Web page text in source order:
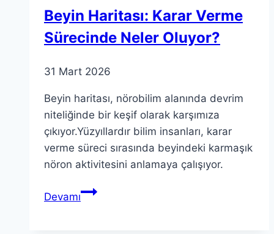
Beyin Haritası: Karar Verme
Sürecinde Neler Oluyor?
31 Mart 2026
Beyin haritası, nörobilim alanında devrim
niteliğinde bir keşif olarak karşımıza
çıkıyor.Yüzyıllardır bilim insanları, karar
verme süreci sırasında beyindeki karmaşık
nöron aktivitesini anlamaya çalışıyor.
DevamıBeyin